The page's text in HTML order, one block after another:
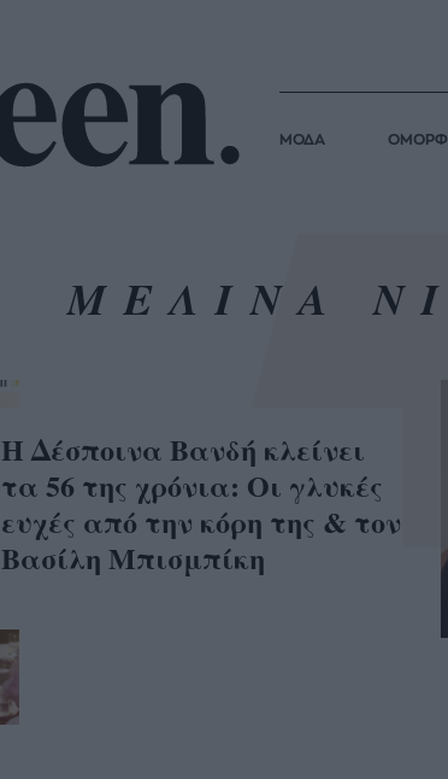
ΜΟΔΑ
ΜΕΛΙΝΑ
Η Δέσποινα Βανδή κλείνει
τα 56 της χρόνια: Οι γλυκές
ευχές από την κόρη της & τον
Βασίλη Μπισμπίκη